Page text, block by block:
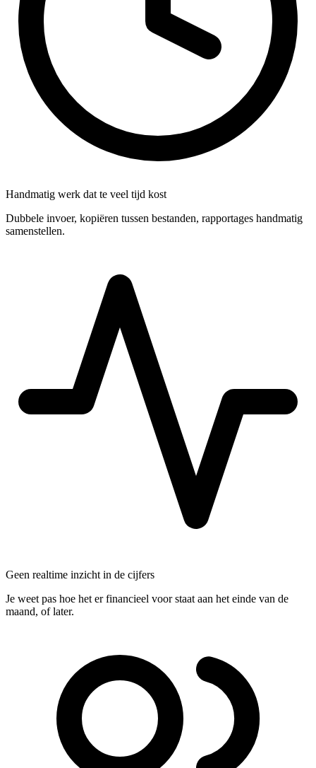
Handmatig werk dat te veel tijd kost
Dubbele invoer, kopiëren tussen bestanden, rapportages handmatig
samenstellen.
Geen realtime inzicht in de cijfers
Je weet pas hoe het er financieel voor staat aan het einde van de
maand, of later.